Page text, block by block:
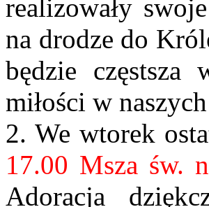
realizowały
na drodze do
będzie
miłości w
2. We wtorek
17.00 Msza św.
Adoracja